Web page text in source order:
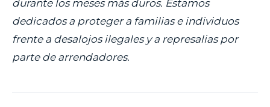
durante los meses más duros. Estamos
dedicados a proteger a familias e individuos
frente a desalojos ilegales y a represalias por
parte de arrendadores.